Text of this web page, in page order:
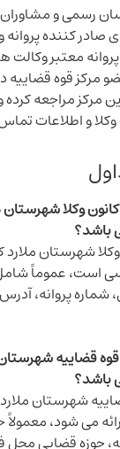
رسمی و مشاوران
صادر کننده
پروانه معتبر
قوه قضاییه
مرکز مراجعه
و اطلاعات
وکلا
باشد؟
شهرستان
است، عموماً شامل
شماره پروانه،
قضاییه
باشد؟
شهرستان
می ‌شود، معمولاً
حوزه قضایی محل